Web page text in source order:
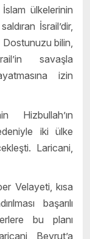
ülkelerinin
İsrail’dir,
Dostunuzu bilin,
savaşla
izin
Hizbullah’ın
iki ülke
Laricani,
Velayeti, kısa
başarılı
bu planı
Beyrut’a